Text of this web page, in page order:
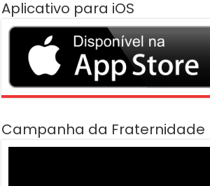
Aplicativo para iOS
Campanha da Fraternidade